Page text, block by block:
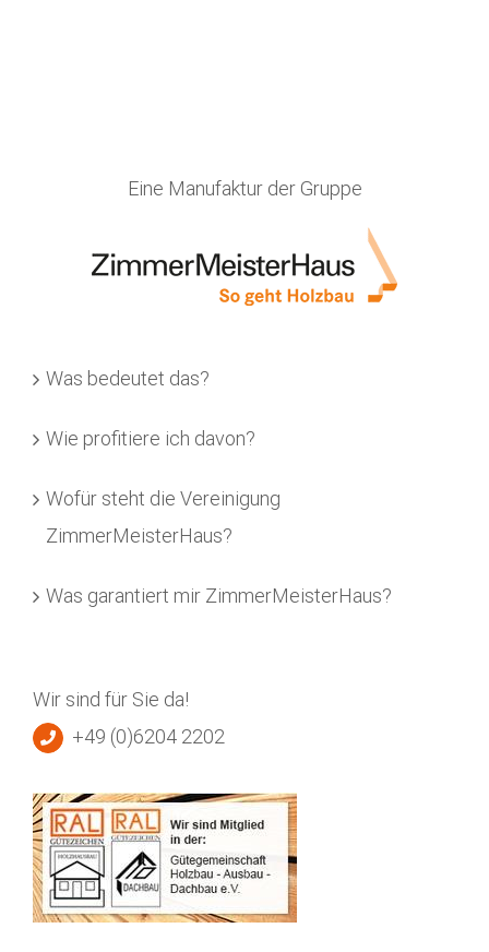
Eine Manufaktur der Gruppe
Was bedeutet das?
Wie profitiere ich davon?
Wofür steht die Vereinigung
ZimmerMeisterHaus?
Was garantiert mir ZimmerMeisterHaus?
Wir sind für Sie da!
+49 (0)6204 2202